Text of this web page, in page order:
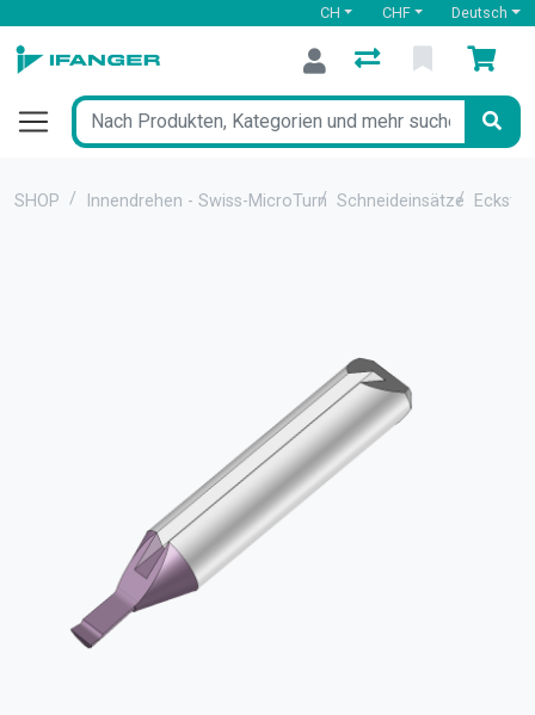
CH CHF Deutsch
SHOP Innendrehen - Swiss-MicroTurn Schneideinsätze